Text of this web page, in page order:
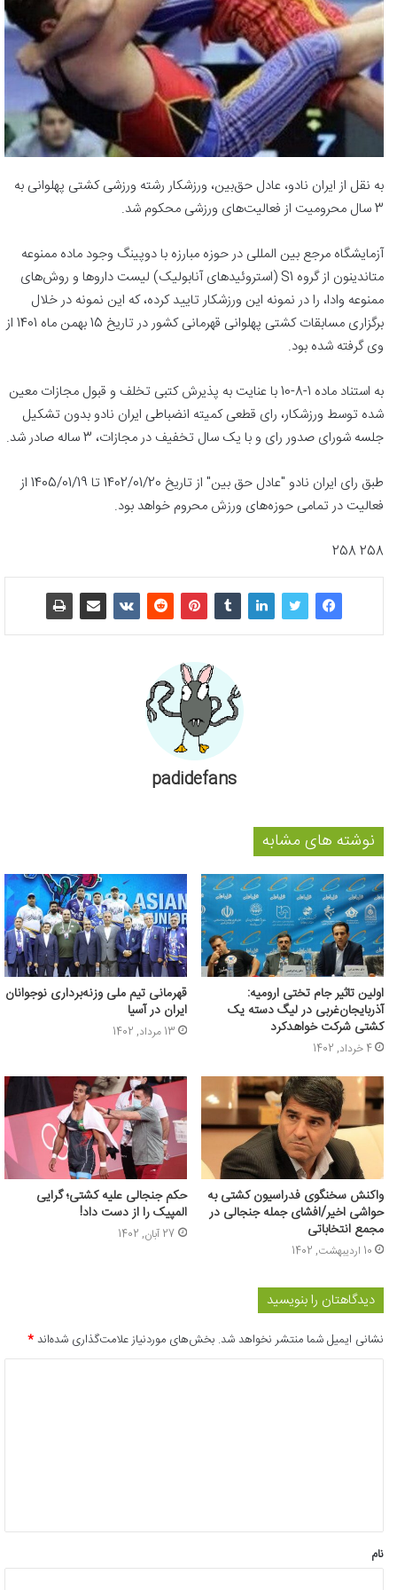
به نقل از ایران نادو، عادل حق‌بین، ورزشکار رشته ورزشی کشتی پهلوانی به
3 سال محرومیت از فعالیت‌های ورزشی محکوم شد.
آزمایشگاه مرجع بین المللی در حوزه مبارزه با دوپینگ وجود ماده ممنوعه
متاندینون از گروه S1 (استروئیدهای آنابولیک) لیست داروها و روش‌های
ممنوعه وادا، را در نمونه این ورزشکار تایید کرده، که این نمونه در خلال
برگزاری مسابقات کشتی پهلوانی قهرمانی کشور در تاریخ 15 بهمن ماه 1401 از
وی گرفته شده بود.
به استناد ماده 1-8-10 با عنایت به پذیرش کتبی تخلف و قبول مجازات معین
شده توسط ورزشکار، رای قطعی کمیته انضباطی ایران نادو بدون تشکیل
جلسه شورای صدور رای و با یک سال تخفیف در مجازات، 3 ساله صادر شد.
طبق رای ایران نادو "عادل حق بین" از تاریخ 1402/01/20 تا 1405/01/19 از
فعالیت در تمامی حوزه‌های ورزش محروم خواهد بود.
258 258
padidefans
نوشته های مشابه
اولین تاثیر جام تختی ارومیه:
آذربایجان‌غربی در لیگ دسته یک
کشتی شرکت خواهدکرد
4 خرداد, 1402
قهرمانی تیم ملی وزنه‌برداری نوجوانان
ایران در آسیا
13 مرداد, 1402
واکنش سخنگوی فدراسیون کشتی به
حواشی اخیر/افشای جمله جنجالی در
مجمع انتخاباتی
10 اردیبهشت, 1402
حکم جنجالی علیه کشتی؛ گرایی
المپیک را از دست داد!
27 آبان, 1402
دیدگاهتان را بنویسید
نشانی ایمیل شما منتشر نخواهد شد. بخش‌های موردنیاز علامت‌گذاری شده‌اند*
*
نام